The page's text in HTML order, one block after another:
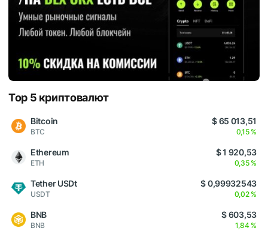
Top 5 криптовалют
Bitcoin
BTC
$ 65 013,51
0,15 %
Ethereum
ETH
$ 1 920,53
0,35 %
Tether USDt
USDT
$ 0,99932543
0,02 %
BNB
BNB
$ 603,53
1,84 %